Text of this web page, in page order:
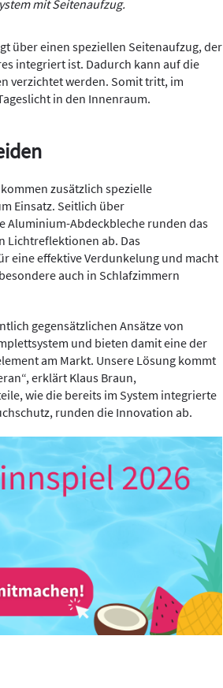
mit Seitenaufzug.
über einen speziellen Seitenaufzug, der
integriert ist. Dadurch kann auf die
verzichtet werden. Somit tritt, im
in den Innenraum.
zusätzlich spezielle
Einsatz. Seitlich über
Aluminium-Abdeckbleche runden das
Lichtreflektionen ab. Das
eine effektive Verdunkelung und macht
auch in Schlafzimmern
gegensätzlichen Ansätze von
und bieten damit eine der
am Markt. Unsere Lösung kommt
erklärt Klaus Braun,
wie die bereits im System integrierte
runden die Innovation ab.